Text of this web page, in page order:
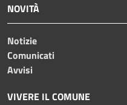
NOVITÀ
Notizie
Comunicati
Avvisi
VIVERE IL COMUNE